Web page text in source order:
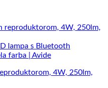
4W, 250lm,